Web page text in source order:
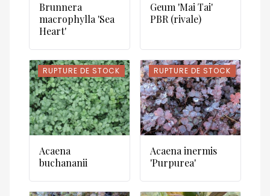
Brunnera
macrophylla 'Sea
Heart'
Geum 'Mai Tai'
PBR (rivale)
Acaena
buchananii
RUPTURE DE STOCK
RUPTURE DE STOCK
Acaena inermis
'Purpurea'
RUPTURE DE STOCK
RUPTURE DE STOCK